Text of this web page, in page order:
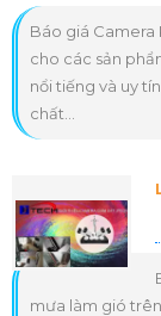
Báo giá Camera
cho các sản
nổi tiếng và uy
chất...
mưa làm gió